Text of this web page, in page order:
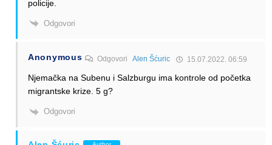
policije.
Odgovori
Anonymous OdgovoriAlen Šćuric 15.07.2022. 06:59
Njemačka na Subenu i Salzburgu ima kontrole od početka
migrantske krize. 5 g?
Odgovori